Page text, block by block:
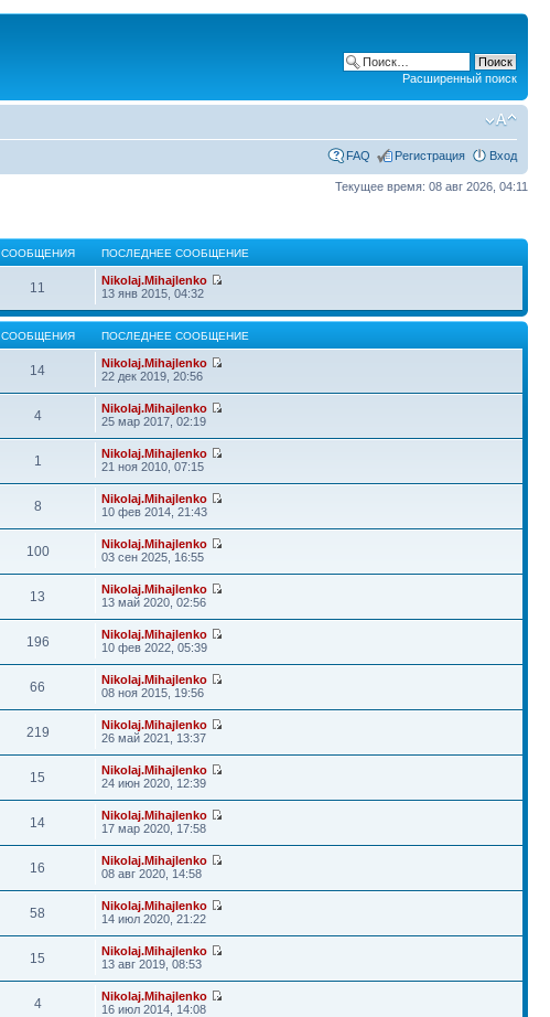
Расширенный поиск
FAQ Регистрация Вход
Текущее время: 08 авг 2026, 04:11
СООБЩЕНИЯ ПОСЛЕДНЕЕ СООБЩЕНИЕ
11
Nikolaj.Mihajlenko
13 янв 2015, 04:32
СООБЩЕНИЯ ПОСЛЕДНЕЕ СООБЩЕНИЕ
14
Nikolaj.Mihajlenko
22 дек 2019, 20:56
4
Nikolaj.Mihajlenko
25 мар 2017, 02:19
1
Nikolaj.Mihajlenko
21 ноя 2010, 07:15
8
Nikolaj.Mihajlenko
10 фев 2014, 21:43
100
Nikolaj.Mihajlenko
03 сен 2025, 16:55
13
Nikolaj.Mihajlenko
13 май 2020, 02:56
196
Nikolaj.Mihajlenko
10 фев 2022, 05:39
66
Nikolaj.Mihajlenko
08 ноя 2015, 19:56
219
Nikolaj.Mihajlenko
26 май 2021, 13:37
15
Nikolaj.Mihajlenko
24 июн 2020, 12:39
14
Nikolaj.Mihajlenko
17 мар 2020, 17:58
16
Nikolaj.Mihajlenko
08 авг 2020, 14:58
58
Nikolaj.Mihajlenko
14 июл 2020, 21:22
15
Nikolaj.Mihajlenko
13 авг 2019, 08:53
4
Nikolaj.Mihajlenko
16 июл 2014, 14:08